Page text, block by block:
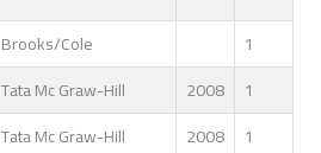
Brooks/Cole
1
Tata Mc Graw-Hill 2008
1
Tata Mc Graw-Hill 2008 1